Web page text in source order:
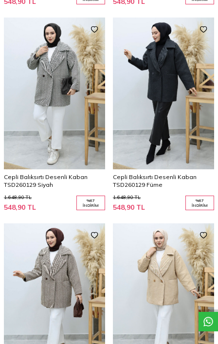
W
h
a
t
a
p
p
D
e
s
t
e
H
a
t
t
Cepli Balıksırtı Desenli Kaban
TSD260129 Siyah
1.648,90TL
548,90 TL
%67
İNDIRIM
Cepli Balıksırtı Desenli Kaban
TSD260129 Füme
1.648,90TL
548,90 TL
%67
İNDIRIM